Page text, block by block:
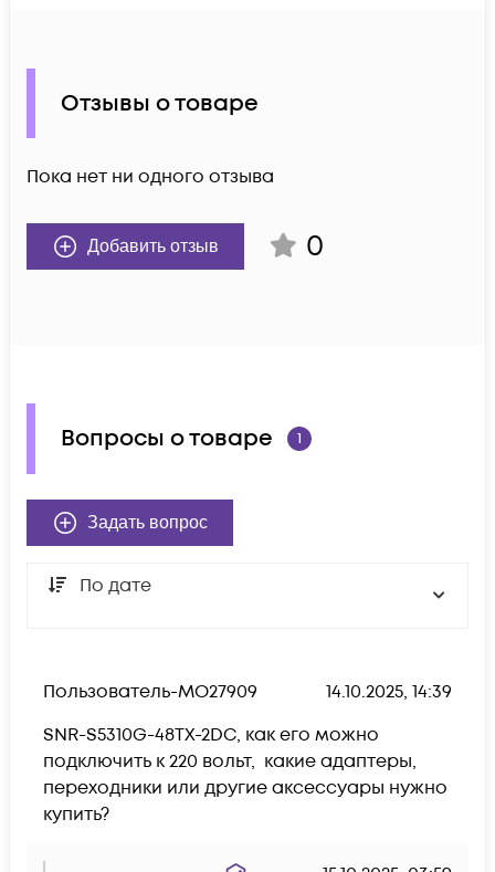
Отзывы о товаре
Пока нет ни одного отзыва
Добавить отзыв 0
Вопросы о товаре 1
Задать вопрос
По дате
Пользователь-MO27909
14.10.2025, 14:39
SNR-S5310G-48TX-2DC, как его можно
подключить к 220 вольт,  какие адаптеры,
переходники или другие аксессуары нужно
купить?